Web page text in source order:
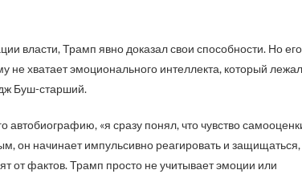
власти, Трамп явно доказал свои способности. Но его
не хватает эмоционального интеллекта, который лежал
Буш-старший.
«я сразу понял, что чувство
он начинает импульсивно реагировать и защищаться,
от фактов. Трамп просто не учитывает эмоции или